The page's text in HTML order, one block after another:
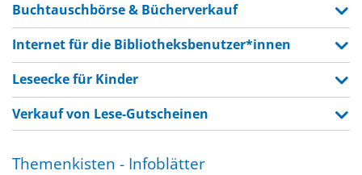
Buchtauschbörse & Bücherverkauf
Internet für die Bibliotheksbenutzer*innen
Leseecke für Kinder
Verkauf von Lese-Gutscheinen
Themenkisten - Infoblätter